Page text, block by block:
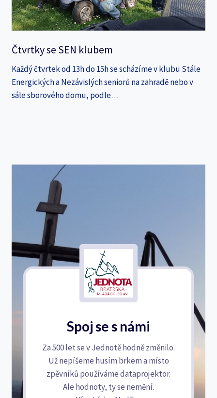
Čtvrtky se SEN klubem
Každý čtvrtek od 13h do 15h se scházíme v klubu Stále
Energických a Nezávislých seniorů na zahradě nebo v
sále sborového domu, podle…
Spoj se s námi
Za 500 let se v Jednotě hodně změnilo.
Už nepíšeme husím brkem a místo
zpěvníků používáme dataprojektor.
Ale hodnoty, ty se nemění.